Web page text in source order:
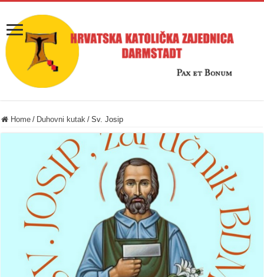
Home / Duhovni kutak / Sv. Josip